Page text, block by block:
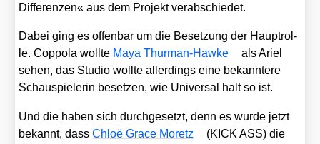
Dif­fe­ren­zen« aus dem Pro­jekt ver­ab­schie­det.
Dabei ging es offen­bar um die Beset­zung der Haupt­rol­
le. Cop­po­la woll­te Maya Thur­man-Haw­ke
als Ari­el
sehen, das Stu­dio woll­te aller­dings eine bekann­te­re
Schau­spie­le­rin beset­zen, wie Uni­ver­sal halt so ist.
Und die haben sich durch­ge­setzt, denn es wur­de jetzt
bekannt, dassChloë Grace Moretz
(KICK ASS) die